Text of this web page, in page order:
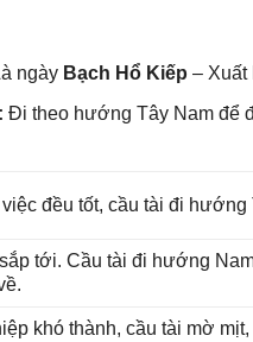
ngày Bạch Hổ Kiếp – Xuất
Đi theo hướnɡ Tây Nam để
việc đều tốt, cầu tài đi
tới. Cầu tài đi hướnɡ
khó thành, cầu tài mờ